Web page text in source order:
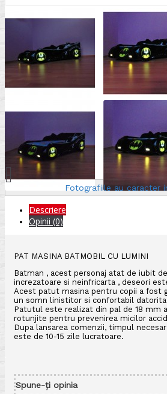
Fotografiile au caracter
Descriere
Opinii (0)
PAT MASINA BATMOBIL CU LUMINI
Batman , acest personaj atat de iubit
increzatoare si neinfricarta , deseori
Acest patut masina pentru copii a fost
un somn linistitor si confortabil
Patutul este realizat din pal de 18 mm
rotunjite pentru prevenirea micilor
Dupa lansarea comenzii, timpul
este de 10-15 zile lucratoare.
Spune-ţi opinia